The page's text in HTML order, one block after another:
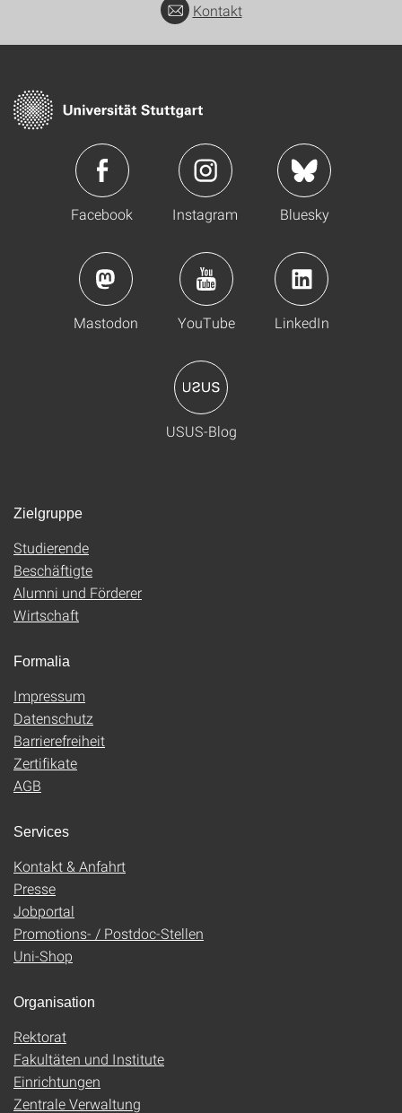
Kontakt
Facebook Instagram Bluesky
Mastodon YouTube LinkedIn
USUS-Blog
Zielgruppe
Studierende
Beschäftigte
Alumni und Förderer
Wirtschaft
Formalia
Impressum
Datenschutz
Barrierefreiheit
Zertifikate
AGB
Services
Kontakt & Anfahrt
Presse
Jobportal
Promotions- / Postdoc-Stellen
Uni-Shop
Organisation
Rektorat
Fakultäten und Institute
Einrichtungen
Zentrale Verwaltung